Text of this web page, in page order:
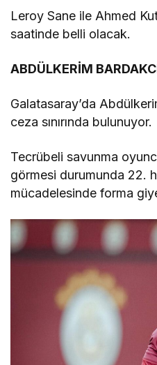
Leroy Sane ile Ahmed
saatinde belli olacak.
ABDÜLKERİM
Galatasaray’da
ceza sınırında bulunuyor.
Tecrübeli savunma
görmesi durumunda 22.
mücadelesinde forma